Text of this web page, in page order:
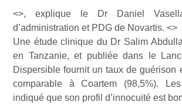
<>, explique le Dr Daniel
d’administration et PDG de Novartis. <>
Une étude clinique du Dr Salim
en Tanzanie, et publiée dans le
Dispersible fournit un taux de guérison
comparable à Coartem (98,5%).
indiqué que son profil d’innocuité est
à
…